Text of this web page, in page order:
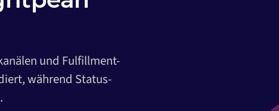
und Fulfillment-
während Status-